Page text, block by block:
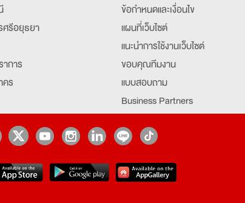
ศรีอยุธยา
การ
คร
ข้อกำหนดและเงื่อนไข
แผนที่เว็บไซต์
แนะนำการใช้งานเว็บไซต์
ขอบคุณทีมงาน
แบบสอบถาม
Business Partners
Partner มหาวิทยาลัย
Job Index
job